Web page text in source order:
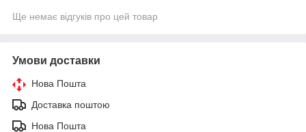
Ще немає відгуків про цей товар
Умови доставки
Нова Пошта
Доставка поштою
Нова Пошта